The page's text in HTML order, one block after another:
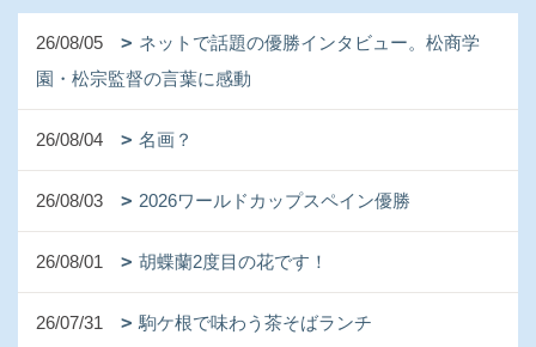
26/08/05
ネットで話題の優勝インタビュー。松商学
園・松宗監督の言葉に感動
26/08/04 名画？
26/08/03 2026ワールドカップスペイン優勝
26/08/01 胡蝶蘭2度目の花です！
26/07/31 駒ケ根で味わう茶そばランチ